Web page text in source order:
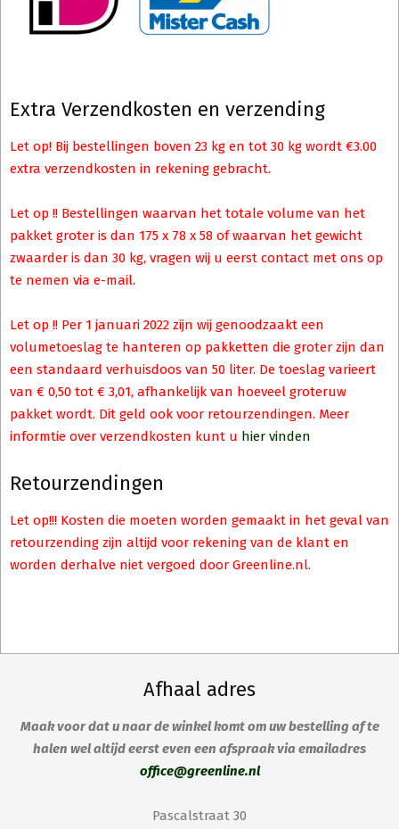
Extra Verzendkosten en verzending
Let op! Bij bestellingen boven 23 kg en tot 30 kg wordt €3.00
extra verzendkosten in rekening gebracht.
Let op !! Bestellingen waarvan het totale volume van het
pakket groter is dan 175 x 78 x 58 of waarvan het gewicht
zwaarder is dan 30 kg, vragen wij u eerst contact met ons op
te nemen via e-mail.
Let op !! Per 1 januari 2022 zijn wij genoodzaakt een
volumetoeslag te hanteren op pakketten die groter zijn dan
een standaard verhuisdoos van 50 liter. De toeslag varieert
van € 0,50 tot € 3,01, afhankelijk van hoeveel groteruw
pakket wordt. Dit geld ook voor retourzendingen. Meer
informtie over verzendkosten kunt u hier vinden
Retourzendingen
Let op!!! Kosten die moeten worden gemaakt in het geval van
retourzending zijn altijd voor rekening van de klant en
worden derhalve niet vergoed door Greenline.nl.
Afhaal adres
Maak voor dat u naar de winkel komt om uw bestelling af te
halen wel altijd eerst even een afspraak via emailadres
office@greenline.nl
Pascalstraat 30